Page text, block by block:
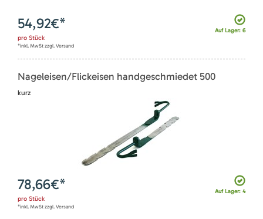
Auf Lager: 6
54,92€*
pro Stück
*inkl. MwSt zzgl. Versand
Nageleisen/Flickeisen handgeschmiedet 500
kurz
Auf Lager: 4
78,66€*
pro Stück
*inkl. MwSt zzgl. Versand